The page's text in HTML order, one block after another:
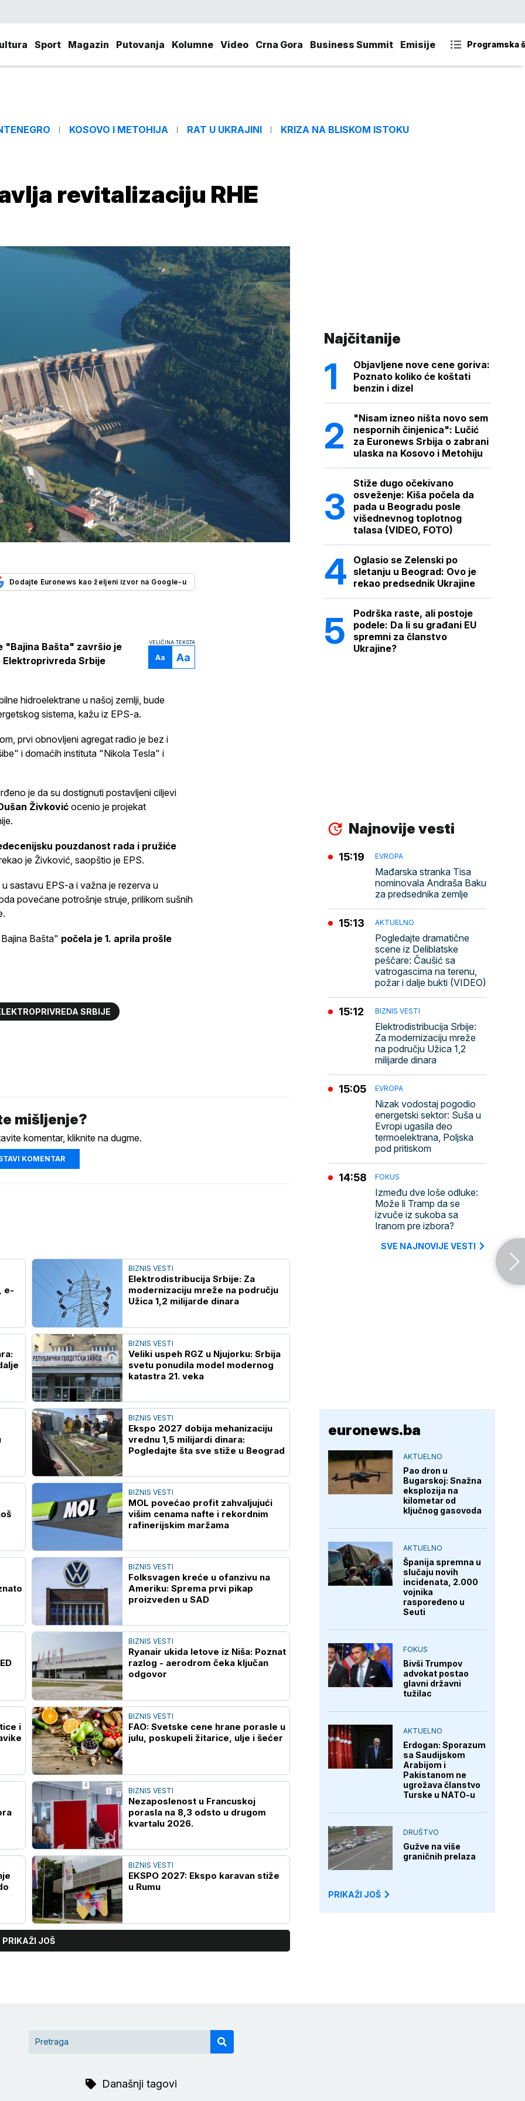
Sport Magazin Putovanja Kolumne Video Crna Gora Business Summit Emisije Programska
KOSOVO I METOHIJA RAT U UKRAJINI KRIZA NA BLISKOM ISTOKU
revitalizaciju RHE
Dodajte Euronews kao željeni izvor na Google-u
VELIČINA TEKSTA
Aa Aa
"Bajina Bašta" završio je
Elektroprivreda Srbije
hidroelektrane u našoj zemlji, bude
sistema, kažu iz EPS-a.
prvi obnovljeni agregat radio je bez i
i domaćih instituta "Nikola Tesla" i
je da su dostignuti postavljeni ciljevi
Živković ocenio je projekat
pouzdanost rada i pružiće
je Živković, saopštio je EPS.
sastavu EPS-a i važna je rezerva u
povećane potrošnje struje, prilikom sušnih
Bašta" počela je 1. aprila prošle
SRBIJE
mišljenje?
komentar, kliknite na dugme.
KOMENTAR
e-
BIZNIS VESTI
Elektrodistribucija Srbije: Za
modernizaciju mreže na području
Užica 1,2 milijarde dinara
BIZNIS VESTI
Veliki uspeh RGZ u Njujorku: Srbija
svetu ponudila model modernog
katastra 21. veka
BIZNIS VESTI
Ekspo 2027 dobija mehanizaciju
vrednu 1,5 milijardi dinara:
Pogledajte šta sve stiže u Beograd
BIZNIS VESTI
MOL povećao profit zahvaljujući
višim cenama nafte i rekordnim
rafinerijskim maržama
BIZNIS VESTI
Folksvagen kreće u ofanzivu na
Ameriku: Sprema prvi pikap
proizveden u SAD
BIZNIS VESTI
Ryanair ukida letove iz Niša: Poznat
razlog - aerodrom čeka ključan
odgovor
i
BIZNIS VESTI
FAO: Svetske cene hrane porasle u
julu, poskupeli žitarice, ulje i šećer
BIZNIS VESTI
Nezaposlenost u Francuskoj
porasla na 8,3 odsto u drugom
kvartalu 2026.
BIZNIS VESTI
EKSPO 2027: Ekspo karavan stiže
u Rumu
PRIKAŽI JOŠ
Najčitanije
Objavljene nove cene goriva:
Poznato koliko će koštati
benzin i dizel
"Nisam izneo ništa novo sem
nespornih činjenica": Lučić
za Euronews Srbija o zabrani
ulaska na Kosovo i Metohiju
Stiže dugo očekivano
osveženje: Kiša počela da
pada u Beogradu posle
višednevnog toplotnog
talasa (VIDEO, FOTO)
Oglasio se Zelenski po
sletanju u Beograd: Ovo je
rekao predsednik Ukrajine
Podrška raste, ali postoje
podele: Da li su građani EU
spremni za članstvo
Ukrajine?
Najnovije vesti
EVROPA
Mađarska stranka Tisa
nominovala Andraša Baku
za predsednika zemlje
15:19
AKTUELNO
Pogledajte dramatične
scene iz Deliblatske
peščare: Čaušić sa
vatrogascima na terenu,
požar i dalje bukti (VIDEO)
15:13
BIZNIS VESTI
Elektrodistribucija Srbije:
Za modernizaciju mreže
na području Užica 1,2
milijarde dinara
15:12
EVROPA
Nizak vodostaj pogodio
energetski sektor: Suša u
Evropi ugasila deo
termoelektrana, Poljska
pod pritiskom
15:05
FOKUS
Između dve loše odluke:
Može li Tramp da se
izvuče iz sukoba sa
Iranom pre izbora?
14:58
SVE NAJNOVIJE VESTI
euronews.ba
AKTUELNO
Pao dron u
Bugarskoj: Snažna
eksplozija na
kilometar od
ključnog gasovoda
AKTUELNO
Španija spremna u
slučaju novih
incidenata, 2.000
vojnika
raspoređeno u
Seuti
FOKUS
Bivši Trumpov
advokat postao
glavni državni
tužilac
AKTUELNO
Erdogan: Sporazum
sa Saudijskom
Arabijom i
Pakistanom ne
ugrožava članstvo
Turske u NATO-u
DRUŠTVO
Gužve na više
graničnih prelaza
PRIKAŽI JOŠ
Današnji tagovi